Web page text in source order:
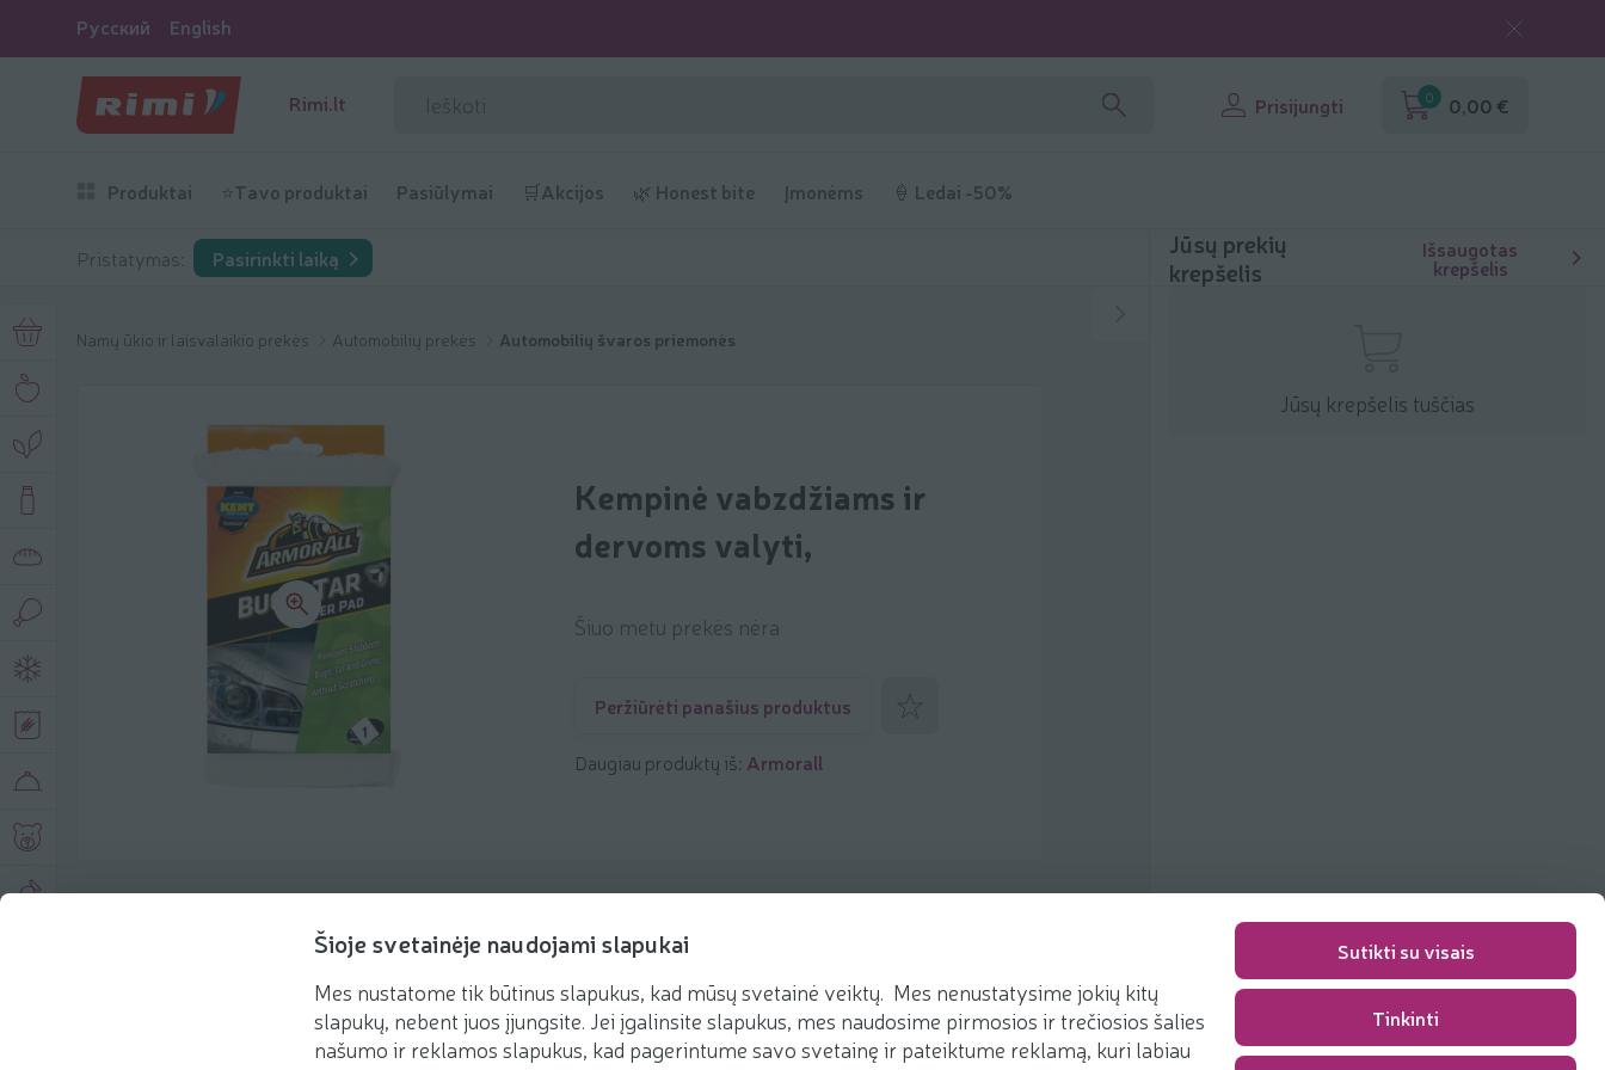
Šioje svetainėje naudojami slapukai
Mes nustatome tik būtinus slapukus, kad mūsų svetainė veiktų. Mes nenustatysime jokių kitų
slapukų, nebent juos įjungsite. Jei įgalinsite slapukus, mes naudosime pirmosios ir trečiosios šalies
našumo ir reklamos slapukus, kad pagerintume savo svetainę ir pateiktume reklamą, kuri labiau
Sutikti su visais
Tinkinti
Русский English
Rimi.lt Prisijungti 0 0,00 €
Produktai ⭐Tavo produktai Pasiūlymai 🛒Akcijos 🌿 Honest bite Įmonėms 🍦 Ledai -50%
Pristatymas: Pasirinkti laiką
Namų ūkio ir laisvalaikio prekės Automobilių prekės Automobilių švaros priemonės
Kempinė vabzdžiams ir
dervoms valyti,
Šiuo metu prekės nėra
Peržiūrėti panašius produktus
Daugiau produktų iš: Armorall
Produkto aprašymas
Rekomenduojame
Jūsų prekių
krepšelis
Išsaugotas
krepšelis
Jūsų krepšelis tuščias
Pakavimo mokestis 0,00 €